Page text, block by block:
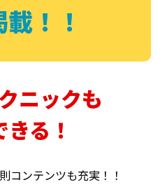
！！
ニックも
る！
コンテンツも充実！！